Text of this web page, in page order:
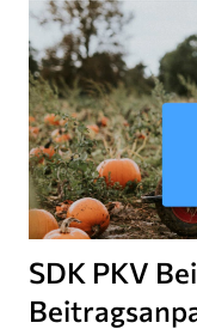
SDK PKV